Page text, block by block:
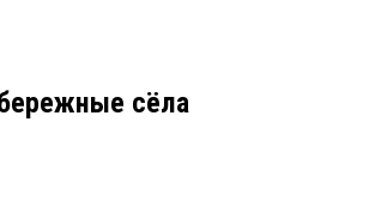
сёла